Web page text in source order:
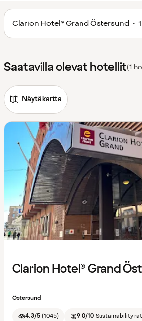
Clarion Hotel® Grand Östersund •
Saatavilla olevat hotellit(1
Näytä kartta
Clarion Hotel® Grand
Östersund
4.3/5 (1045) 9.0/10 Sustainability